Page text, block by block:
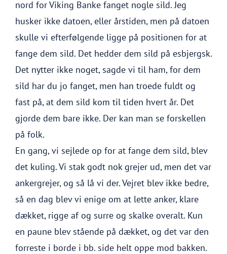
nord for Viking Banke fanget nogle sild. Jeg
husker ikke datoen, eller årstiden, men på datoen
skulle vi efterfølgende ligge på positionen for at
fange dem sild. Det hedder dem sild på esbjergsk.
Det nytter ikke noget, sagde vi til ham, for dem
sild har du jo fanget, men han troede fuldt og
fast på, at dem sild kom til tiden hvert år. Det
gjorde dem bare ikke. Der kan man se forskellen
på folk.
En gang, vi sejlede op for at fange dem sild, blev
det kuling. Vi stak godt nok grejer ud, men det var
ankergrejer, og så lå vi der. Vejret blev ikke bedre,
så en dag blev vi enige om at lette anker, klare
dækket, rigge af og surre og skalke overalt. Kun
en paune blev stående på dækket, og det var den
forreste i borde i bb. side helt oppe mod bakken.